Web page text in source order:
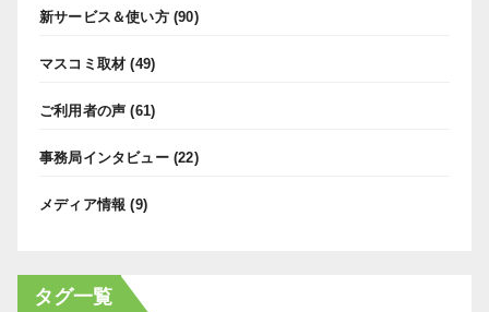
新サービス＆使い方(90)
マスコミ取材 (49)
ご利用者の声 (61)
事務局インタビュー(22)
メディア情報 (9)
タグ一覧